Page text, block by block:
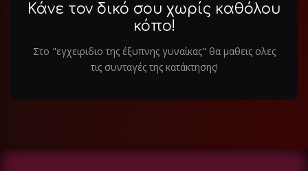
Κάνε τον δικό σου χωρίς καθόλου
κόπο!
Στο "εγχειριδιο της έξυπνης γυναίκας" θα μαθεις ολες
τις συνταγές της κατάκτησης!